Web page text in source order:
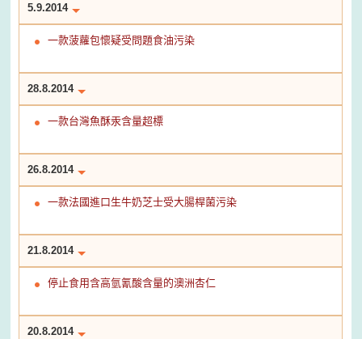
5.9.2014
一款菠蘿包懷疑受問題食油污染
28.8.2014
一款台灣魚酥汞含量超標
26.8.2014
一款法國進口生牛奶芝士受大腸桿菌污染
21.8.2014
停止食用含高氫氰酸含量的澳洲杏仁
20.8.2014